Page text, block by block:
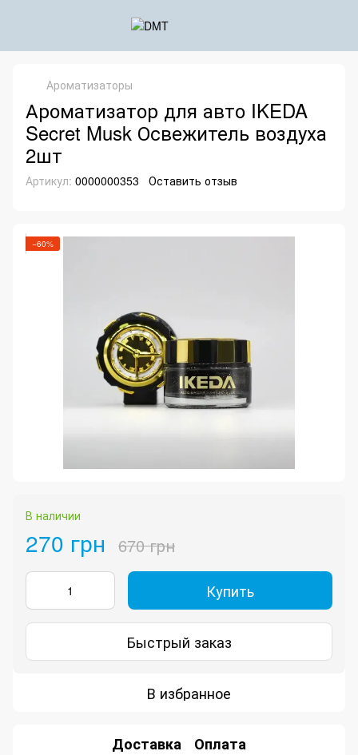
Ароматизаторы
Ароматизатор для авто IKEDA
Secret Musk Освежитель воздуха
2шт
Артикул: 0000000353 Оставить отзыв
−60%
В наличии
270 грн 670 грн
Купить
Быстрый заказ
В избранное
Доставка Оплата